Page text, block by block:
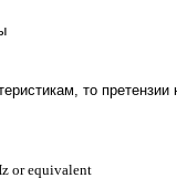
то
or equivalent